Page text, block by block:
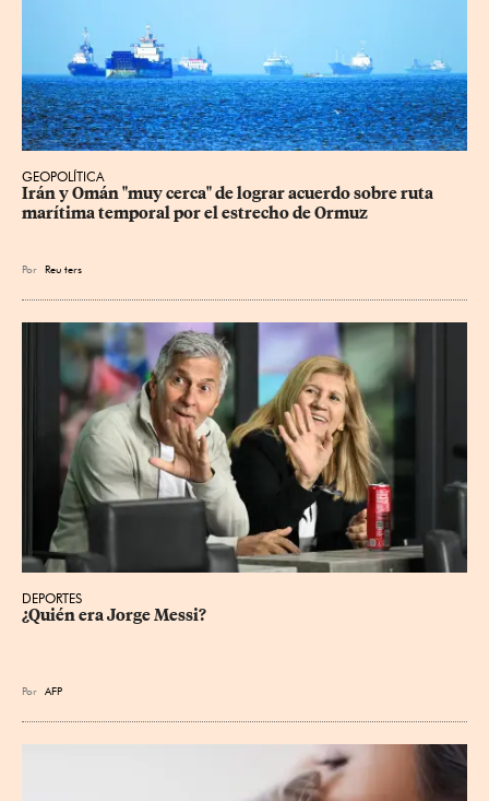
GEOPOLÍTICA
Irán y Omán "muy cerca" de lograr acuerdo sobre ruta
marítima temporal por el estrecho de Ormuz
Por Reu ters
DEPORTES
¿Quién era Jorge Messi?
Por AFP